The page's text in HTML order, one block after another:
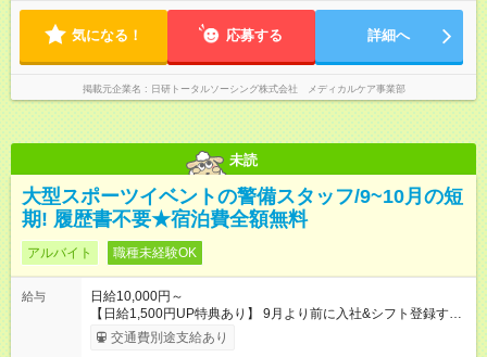
気になる！ 応募する 詳細へ
掲載元企業名 日研トータルソーシング株式会社 メディカルケア事業部
未読
大型スポーツイベントの警備スタッフ/9~10月の短
期! 履歴書不要★宿泊費全額無料
アルバイト 職種未経験OK
給与
日給10,000円～
【日給1,500円UP特典あり】 9月より前に入社&シフト登録する
と 期間中(9/16~10/23) の日給がUP! 日給1万1500円でしっかり
稼げます♪ 【試用期間】試用期間なし
交通費別途支給あり